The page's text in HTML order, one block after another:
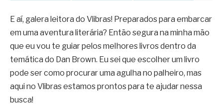
E aí, galera leitora do Vlibras! Preparados para embarcar
em uma aventura literária? Então segura na minha mão
que eu vou te guiar pelos melhores livros dentro da
temática do Dan Brown. Eu sei que escolher um livro
pode ser como procurar uma agulha no palheiro, mas
aqui no Vlibras estamos prontos para te ajudar nessa
busca!